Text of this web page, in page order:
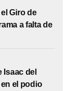
Giro de
a falta de
Isaac del
el podio